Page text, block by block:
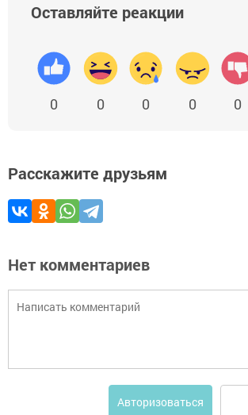
Оставляйте реакции
0 0 0 0 0
Расскажите друзьям
Нет комментариев
Авторизоваться